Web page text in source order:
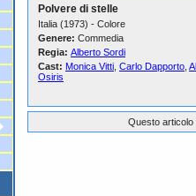
Polvere di stelle
Italia (1973) - Colore
Genere: Commedia
Regia: Alberto Sordi
Cast: Monica Vitti Carlo Dapporto
Osiris
Questo articolo